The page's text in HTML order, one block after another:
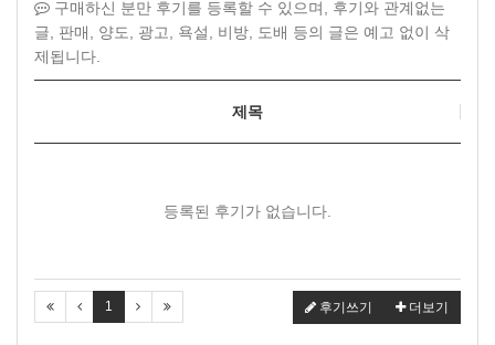
구매하신 분만 후기를 등록할 수 있으며, 후기와 관계없는
글, 판매, 양도, 광고, 욕설, 비방, 도배 등의 글은 예고 없이 삭
제됩니다.
제목
등록된 후기가 없습니다.
1 후기쓰기 더보기